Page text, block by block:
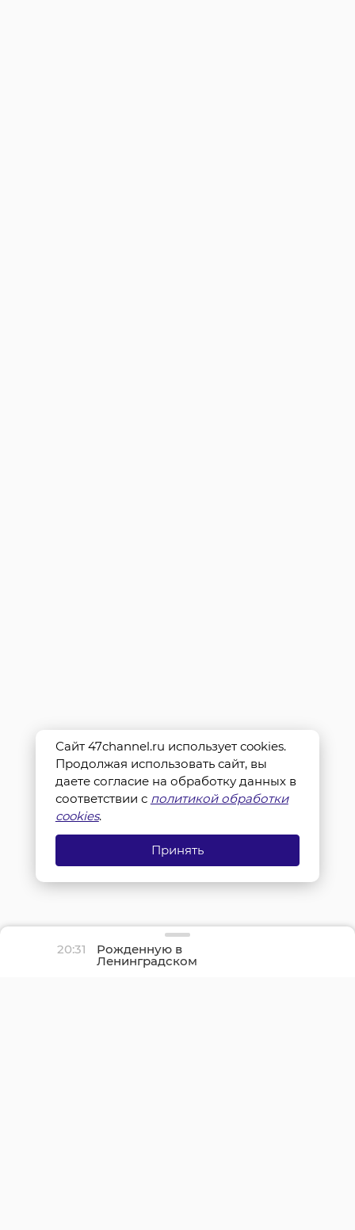
20:31 Рожденную в
Ленинградском
перинатальном центре
Сайт 47channel.ru использует cookies.
Продолжая использовать сайт, вы
даете согласие на обработку данных в
соответствии с политикой обработки
cookies.
Принять